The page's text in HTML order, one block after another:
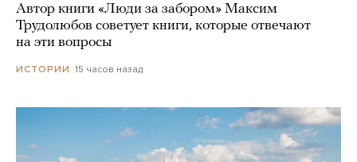
Автор книги «Люди за забором» Максим
Трудолюбов советует книги, которые отвечают
на эти вопросы
ИСТОРИИ 15 часов назад